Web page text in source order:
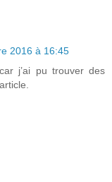
2016 à 16:45
j’ai pu trouver des